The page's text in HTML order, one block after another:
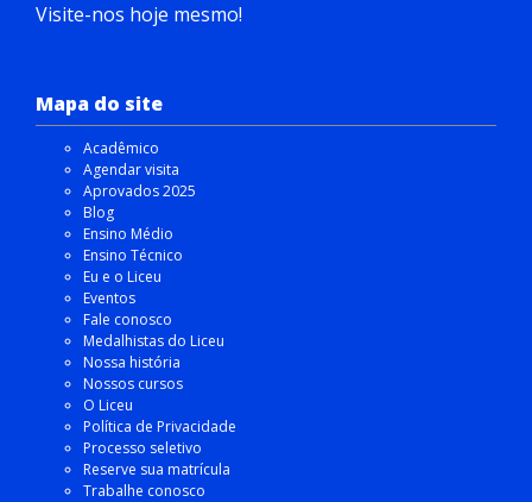
Visite-nos hoje mesmo!
Mapa do site
Acadêmico
Agendar visita
Aprovados 2025
Blog
Ensino Médio
Ensino Técnico
Eu e o Liceu
Eventos
Fale conosco
Medalhistas do Liceu
Nossa história
Nossos cursos
O Liceu
Política de Privacidade
Processo seletivo
Reserve sua matrícula
Trabalhe conosco